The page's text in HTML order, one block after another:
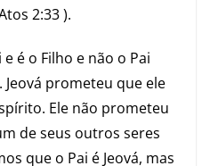
2:33 ).
é o Filho e não o Pai
prometeu que ele
Ele não prometeu
de seus outros seres
que o Pai é Jeová, mas